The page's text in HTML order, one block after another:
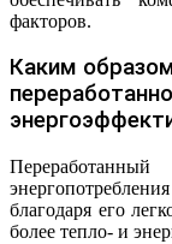
факторов.
Каким
благодаря его
более тепло- и